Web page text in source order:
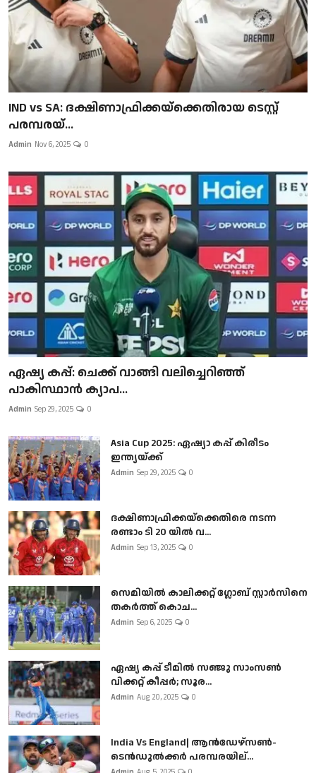
IND vs SA: ദക്ഷിണാഫ്രിക്കയ്‌ക്കെതിരായ ടെസ്റ്റ്
പരമ്പരയ്...
Admin Nov 6, 2025 0
ഏഷ്യ കപ്പ്: ചെക്ക് വാങ്ങി വലിച്ചെറിഞ്ഞ്
പാകിസ്ഥാൻ ക്യാപ...
Admin Sep 29, 2025 0
Asia Cup 2025: ഏഷ്യാ കപ്പ് കിരീടം
ഇന്ത്യയ്ക്ക്
Admin Sep 29, 2025 0
ദക്ഷിണാഫ്രിക്കയ്‌ക്കെതിരെ നടന്ന
രണ്ടാം ടി 20 യിൽ വ...
Admin Sep 13, 2025 0
സെമിയിൽ കാലിക്കറ്റ് ഗ്ലോബ് സ്റ്റാർസിനെ
തകർത്ത് കൊച...
Admin Sep 6, 2025 0
ഏഷ്യ കപ്പ് ടീമിൽ സഞ്ജു സാംസൺ
വിക്കറ്റ് കീപ്പർ; സൂര...
Admin Aug 20, 2025 0
India Vs England| ആൻഡേഴ്സൺ-
ടെൻഡുല്‍ക്കർ പരമ്പരയില്...